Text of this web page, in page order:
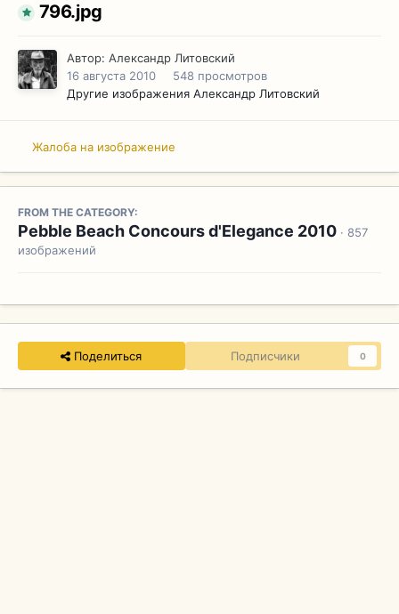
796.jpg
Автор: Александр Литовский
16 августа 2010
548 просмотров
Другие изображения Александр Литовский
Жалоба на изображение
FROM THE CATEGORY:
Pebble Beach Concours d'Elegance 2010 · 857
изображений
Поделиться Подписчики 0